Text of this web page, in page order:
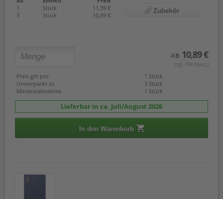
1
Stück
11,39 €
3
Stück 10,89 €
Zubehör
AB 10,89 €
(zzgl. 19% Mwst.)
Preis gilt pro
1 Stück
Umverpackt zu
3 Stück
Mindestabnahme
1 Stück
Lieferbar in ca. Juli/August 2026
In den Warenkorb